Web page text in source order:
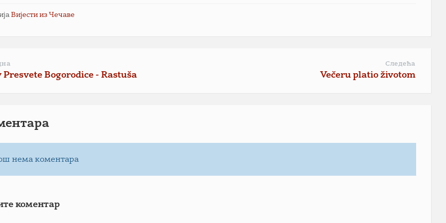
Вијести из Чечаве
Presvete Bogorodice - Rastuša
Следећа
Večeru platio životom
нема коментара
коментар